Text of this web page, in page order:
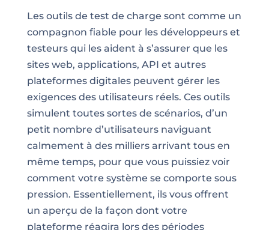
Les outils de test de charge sont comme un
compagnon fiable pour les développeurs et
testeurs qui les aident à s’assurer que les
sites web, applications, API et autres
plateformes digitales peuvent gérer les
exigences des utilisateurs réels. Ces outils
simulent toutes sortes de scénarios, d’un
petit nombre d’utilisateurs naviguant
calmement à des milliers arrivant tous en
même temps, pour que vous puissiez voir
comment votre système se comporte sous
pression. Essentiellement, ils vous offrent
un aperçu de la façon dont votre
plateforme réagira lors des périodes